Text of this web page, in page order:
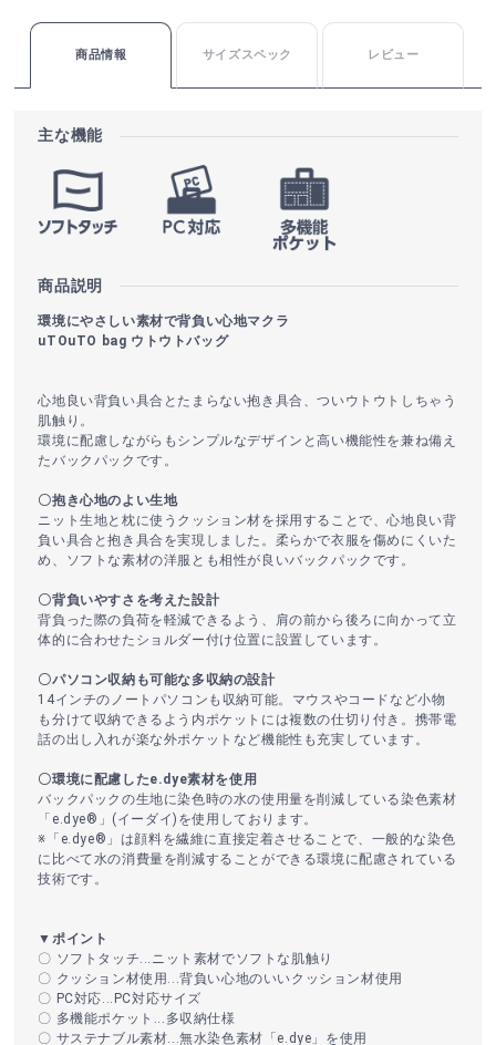
商品情報 サイズスペック レビュー
主な機能
商品説明
環境にやさしい素材で背負い心地マクラ
uTOuTO bag ウトウトバッグ
心地良い背負い具合とたまらない抱き具合、ついウトウトしちゃう
肌触り。
環境に配慮しながらもシンプルなデザインと高い機能性を兼ね備え
たバックパックです。
〇抱き心地のよい生地
ニット生地と枕に使うクッション材を採用することで、心地良い背
負い具合と抱き具合を実現しました。柔らかで衣服を傷めにくいた
め、ソフトな素材の洋服とも相性が良いバックパックです。
〇背負いやすさを考えた設計
背負った際の負荷を軽減できるよう、肩の前から後ろに向かって立
体的に合わせたショルダー付け位置に設置しています。
〇パソコン収納も可能な多収納の設計
14インチのノートパソコンも収納可能。マウスやコードなど小物
も分けて収納できるよう内ポケットには複数の仕切り付き。携帯電
話の出し入れが楽な外ポケットなど機能性も充実しています。
〇環境に配慮したe.dye素材を使用
バックパックの生地に染色時の水の使用量を削減している染色素材
「e.dye®」(イーダイ)を使用しております。
※「e.dye®」は顔料を繊維に直接定着させることで、一般的な染色
に比べて水の消費量を削減することができる環境に配慮されている
技術です。
▼ポイント
〇 ソフトタッチ...ニット素材でソフトな肌触り
〇 クッション材使用...背負い心地のいいクッション材使用
〇 PC対応...PC対応サイズ
〇 多機能ポケット...多収納仕様
〇 サステナブル素材...無水染色素材「e.dye」を使用